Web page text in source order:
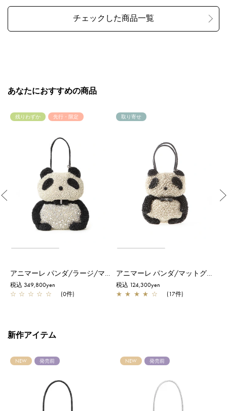
あなたにおすすめの商品
残りわずか 先行・限定
アニマーレ パンダ/ラージ/マットグレイッシュホワイト【一部店舗先行販売商品】
税込 349,800yen
☆ ☆ ☆ ☆ ☆ (0件)
取り寄せ
アニマーレ パンダ/マットグレイッシュホワイト
税込 124,300yen
★ ★ ★ ★ ☆ (17件)
新作アイテム
NEW 発売前 NEW 発売前